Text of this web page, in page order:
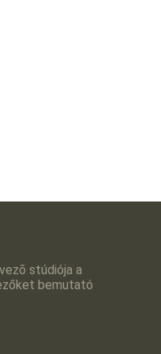
stúdiója a
bemutató